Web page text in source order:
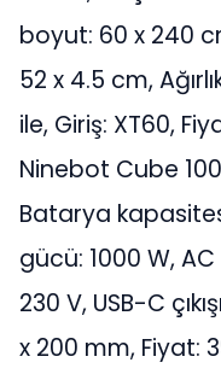
boyut: 60 x 240
52 x 4.5 cm,
ile, Giriş: XT60,
Ninebot Cube
Batarya
gücü: 1000 W, AC
230 V, USB-C
x 200 mm, Fiyat: